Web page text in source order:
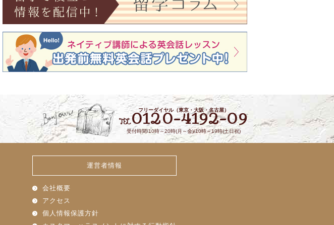
フリーダイヤル（東京・大阪・名古屋）
TEL0120-4192-09
受付時間/10時～20時(月～金)/10時～19時(土日祝)
運営者情報
会社概要
アクセス
個人情報保護方針